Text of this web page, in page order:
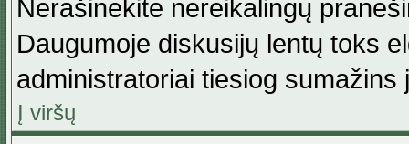
Nerašinėkite nereikalingų
Daugumoje diskusijų lentų toks
administratoriai tiesiog
Į viršų